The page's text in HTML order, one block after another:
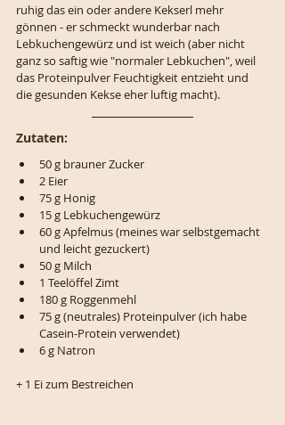
ruhig das ein oder andere Kekserl mehr
gönnen - er schmeckt wunderbar nach
Lebkuchengewürz und ist weich (aber nicht
ganz so saftig wie "normaler Lebkuchen", weil
das Proteinpulver Feuchtigkeit entzieht und
die gesunden Kekse eher luftig macht).
Zutaten:
50 g brauner Zucker
2 Eier
75 g Honig
15 g Lebkuchengewürz
60 g Apfelmus (meines war selbstgemacht
und leicht gezuckert)
50 g Milch
1 Teelöffel Zimt
180 g Roggenmehl
75 g (neutrales) Proteinpulver (ich habe
Casein-Protein verwendet)
6 g Natron
+ 1 Ei zum Bestreichen